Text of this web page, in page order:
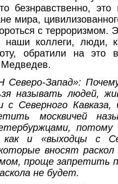
безнравственно, это
мира,
с терроризмом.
коллеги, люди,
обратили на
Медведев.
Северо-Запад»:
называть людей,
с Северного
москвичей
как и «выходцы с
вносят
проще запретить
не будет.